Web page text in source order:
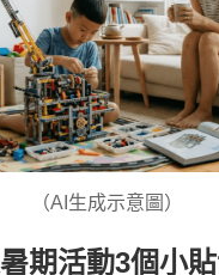
（AI生成示意圖）
期活動3個小